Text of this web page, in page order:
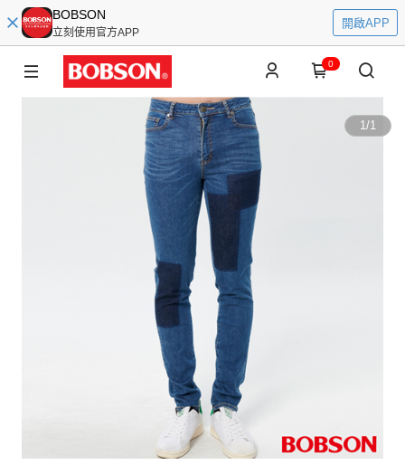
BOBSON
立刻使用官方APP
開啟APP
0
1/1